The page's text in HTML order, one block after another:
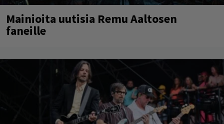
Mainioita uutisia Remu Aaltosen
faneille